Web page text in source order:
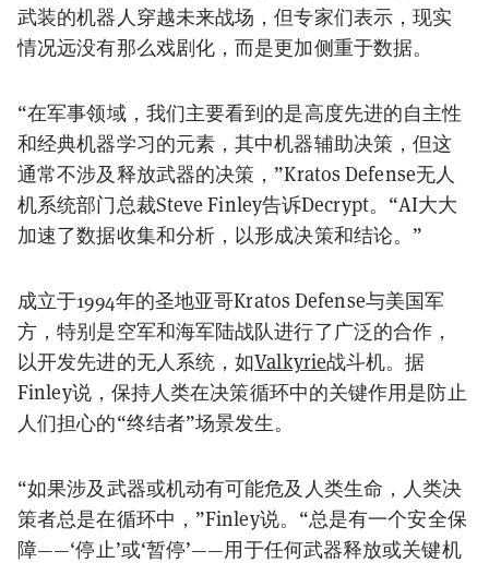
武装的机器人穿越未来战场，但专家们表示，现实
情况远没有那么戏剧化，而是更加侧重于数据。
“在军事领域，我们主要看到的是高度先进的自主性
和经典机器学习的元素，其中机器辅助决策，但这
通常不涉及释放武器的决策，”Kratos Defense无人
机系统部门总裁Steve Finley告诉Decrypt。“AI大大
加速了数据收集和分析，以形成决策和结论。”
成立于1994年的圣地亚哥Kratos Defense与美国军
方，特别是空军和海军陆战队进行了广泛的合作，
以开发先进的无人系统，如Valkyrie战斗机。据
Finley说，保持人类在决策循环中的关键作用是防止
人们担心的“终结者”场景发生。
“如果涉及武器或机动有可能危及人类生命，人类决
策者总是在循环中，”Finley说。“总是有一个安全保
障——‘停止’或‘暂停’——用于任何武器释放或关键机